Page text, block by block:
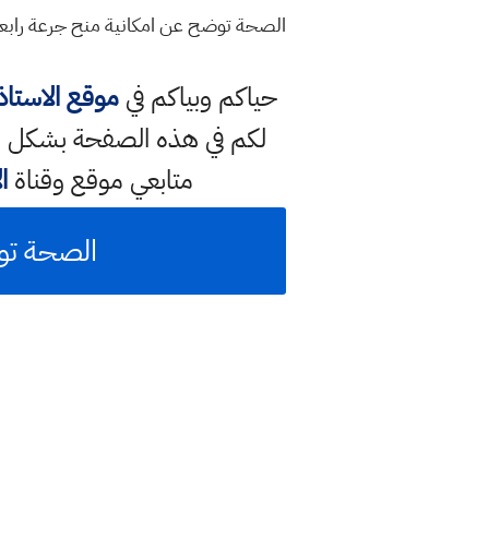
الصحة توضح عن امكانية منح جرعة رابعة ضد الفايروس 2022 تصريح من الصحة حول
حياكم وبياكم فيموقع
لكم في هذه الصفحة بشكل
متابعي موقع وقناة
الصحة